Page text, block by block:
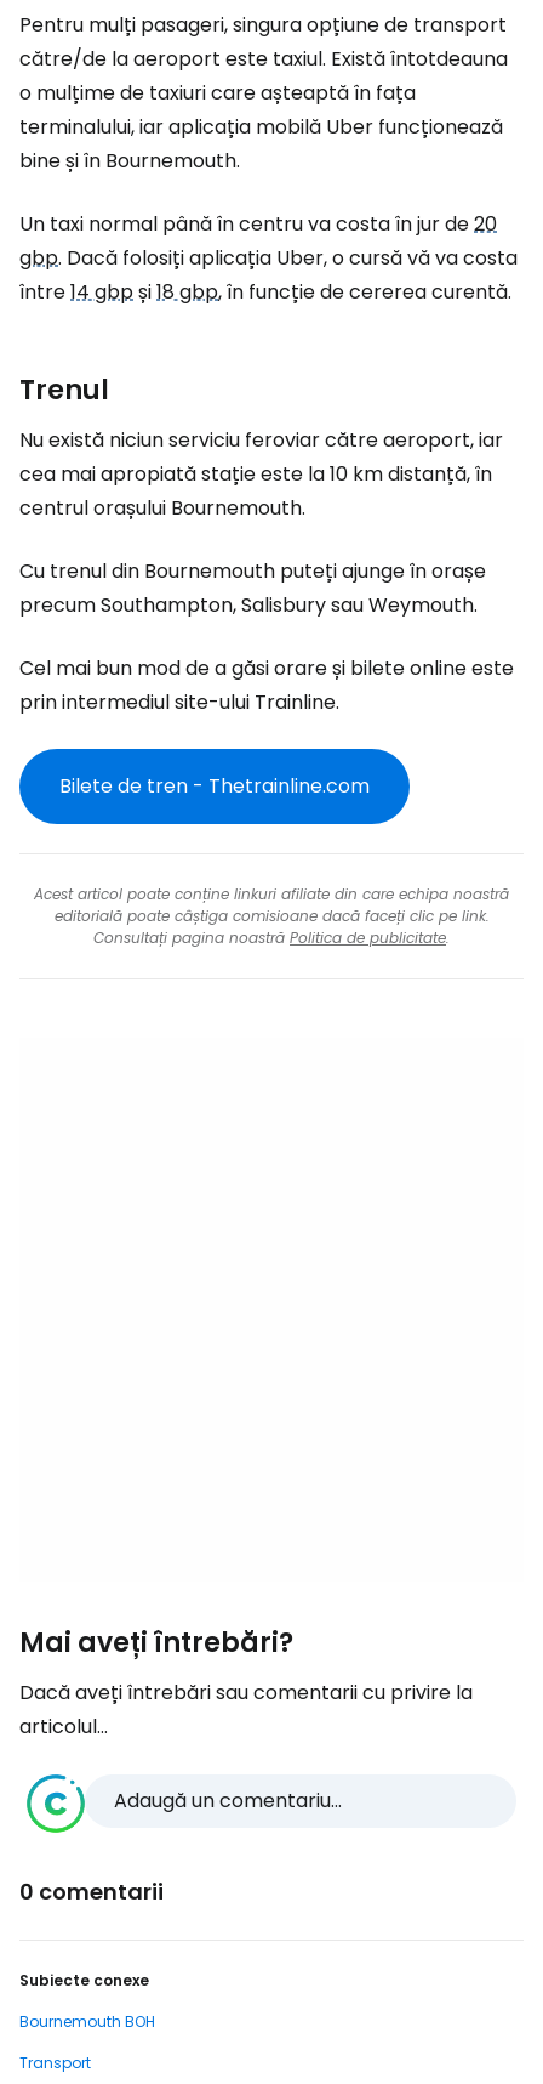
Pentru mulți pasageri, singura opțiune de transport
către/de la aeroport este taxiul. Există întotdeauna
o mulțime de taxiuri care așteaptă în fața
terminalului, iar aplicația mobilă Uber funcționează
bine și în Bournemouth.
Un taxi normal până în centru va costa în jur de20
gbp. Dacă folosiți aplicația Uber, o cursă vă va costa
între14 gbpși18 gbp, în funcție de cererea curentă.
Trenul
Nu există niciun serviciu feroviar către aeroport, iar
cea mai apropiată stație este la 10 km distanță, în
centrul orașului Bournemouth.
Cu trenul din Bournemouth puteți ajunge în orașe
precum Southampton, Salisbury sau Weymouth.
Cel mai bun mod de a găsi orare și bilete online este
prin intermediul site-ului Trainline.
Bilete de tren - Thetrainline.com
Acest articol poate conține linkuri afiliate din care echipa noastră
editorială poate câștiga comisioane dacă faceți clic pe link.
Consultați pagina noastră Politica de publicitate.
Mai aveți întrebări?
Dacă aveți întrebări sau comentarii cu privire la
articolul...
Adaugă un comentariu...
0 comentarii
Subiecte conexe
Bournemouth BOH
Transport